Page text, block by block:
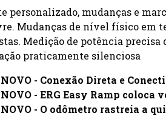
personalizado, mudanças e
Mudanças de nível físico em
Medição de potência precisa
praticamente silenciosa
NOVO - Conexão Direta e
NOVO - ERG Easy Ramp coloca
NOVO - O odômetro rastreia a